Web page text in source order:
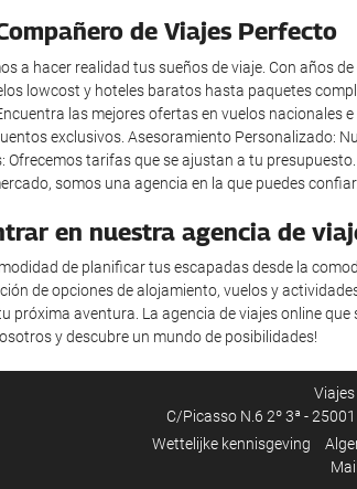
de Viajes Perfecto
a hacer realidad tus sueños de viaje. Con años
lowcost y hoteles baratos hasta paquetes
las mejores ofertas en vuelos
exclusivos. Asesoramiento Personalizado:
Ofrecemos tarifas que se ajustan a tu
somos una agencia en la que puedes
en nuestra agencia de
de planificar tus escapadas desde la
de opciones de alojamiento, vuelos y
próxima aventura. La agencia de viajes online
y descubre un mundo de posibilidades!
C/Picasso N.6 2º 3ª -
Wettelijke kennisgeving